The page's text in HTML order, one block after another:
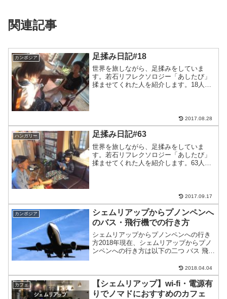
関連記事
カンボジア 足揉み日記#18
世界を旅しながら、足揉みをしていま
す。若石リフレクソロジー「あしたび」
揉ませてくれた人を紹介します。18人目
2017.08.28
ハンガリー 足揉み日記#63
世界を旅しながら、足揉みをしていま
す。若石リフレクソロジー「あしたび」
揉ませてくれた人を紹介します。63人目
顔過ぎて、大学生かと思って... 2017.09.17
カンボジア
シェムリアップからプノンペンへ
のバス・飛行機での行き方
シェムリアップからプノンペンへの行き
方2018年現在、シェムリアップからプノ
ンペンへの行き方は以下の二つ バス 飛行
するカンボジアの首都プノンペン。距離
が近いのでバスでも気軽にいける。プノ
ンペンからシ...
2018.04.04
カフェ
【シェムリアップ】wi-fi・電源有
りでノマドにおすすめのカフェ